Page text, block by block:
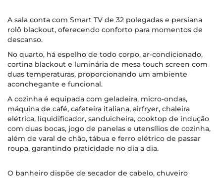
A sala conta com Smart TV de 32 polegadas e persiana
rolô blackout, oferecendo conforto para momentos de
descanso.
No quarto, há espelho de todo corpo, ar-condicionado,
cortina blackout e luminária de mesa touch screen com
duas temperaturas, proporcionando um ambiente
aconchegante e funcional.
A cozinha é equipada com geladeira, micro-ondas,
máquina de café, cafeteira italiana, airfryer, chaleira
elétrica, liquidificador, sanduicheira, cooktop de indução
com duas bocas, jogo de panelas e utensílios de cozinha,
além de varal de chão, tábua e ferro elétrico de passar
roupa, garantindo praticidade no dia a dia.
O banheiro dispõe de secador de cabelo, chuveiro